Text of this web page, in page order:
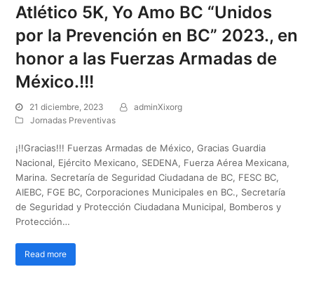
Atlético 5K, Yo Amo BC “Unidos
por la Prevención en BC” 2023., en
honor a las Fuerzas Armadas de
México.!!!
21 diciembre, 2023
adminXixorg
Jornadas Preventivas
¡!!Gracias!!! Fuerzas Armadas de México, Gracias Guardia
Nacional, Ejército Mexicano, SEDENA, Fuerza Aérea Mexicana,
Marina. Secretaría de Seguridad Ciudadana de BC, FESC BC,
AIEBC, FGE BC, Corporaciones Municipales en BC., Secretaría
de Seguridad y Protección Ciudadana Municipal, Bomberos y
Protección…
Read more